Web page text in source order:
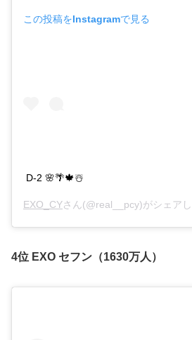
この投稿をInstagramで見る
D-2 🌸🌴🍁☃️
EXO_CYさん(@real__pcy)がシェア
4位 EXO セフン（1630万人）